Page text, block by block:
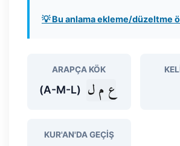
💡 Bu anlama ekleme/düzeltme
ARAPÇA KÖK
ع م ل (A-M-L)
KUR'AN'DA GEÇIŞ